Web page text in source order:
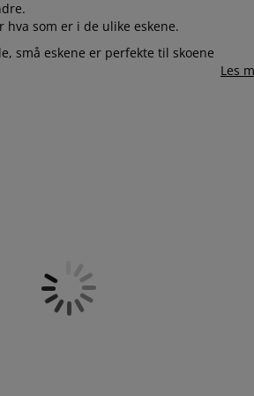
som er i de ulike eskene.
små eskene er perfekte til skoene
Les